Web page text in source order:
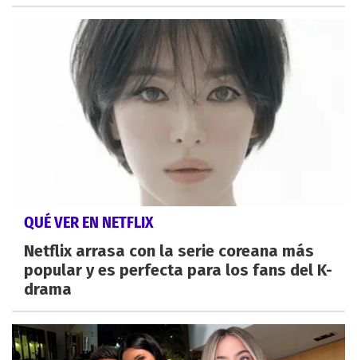
QUÉ VER EN NETFLIX
Netflix arrasa con la serie coreana más
popular y es perfecta para los fans del K-
drama